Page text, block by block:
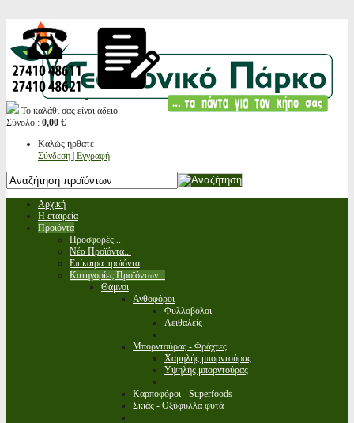
Το καλάθι σας είναι άδειο.
Σύνολο : 0,00 €
Καλώς ήρθατε
Σύνδεση | Εγγραφή
Αρχική
Η εταιρεία
Προϊόντα
Προσφορές...
Νέα Προϊόντα...
Επίκαιρα προϊόντα
Κατηγορίες Προϊόντων...
Θάμνοι
Ανθοφόροι
Φυλλοβόλοι
Αειθαλείς
Μπορντούρας - Φράχτες
Χαμηλής μπορντούρας
Υψηλής μπορντούρας
Καρποφόροι - Superfoods
Σκιάς - Οξύφυλλα φυτά